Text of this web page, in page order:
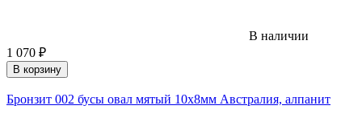
В наличии
1 070 ₽
В корзину
Бронзит 002 бусы овал мятый 10х8мм Австралия, алпанит